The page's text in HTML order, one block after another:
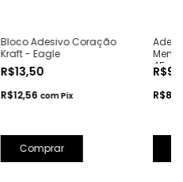
Bloco Adesivo Coração
Kraft - Eagle
R$13,50
R$12,56 comPix